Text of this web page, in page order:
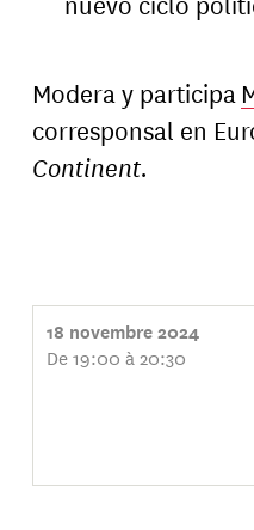
Modera y participa
corresponsal en
Continent.
18 novembre 2024
De 19:00 à 20:30